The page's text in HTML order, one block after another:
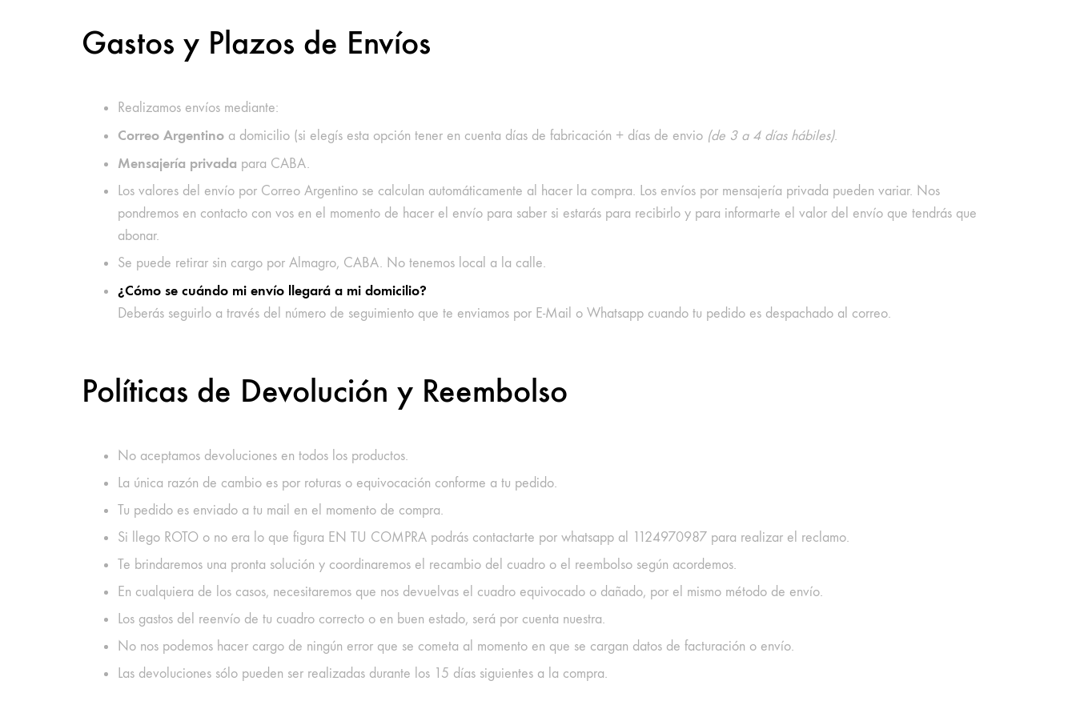
Gastos y Plazos de Envíos
Realizamos envíos mediante:
Correo Argentino a domicilio (si elegís esta opción tener en cuenta días de fabricación + días de envio (de 3 a 4 días hábiles).
Mensajería privada para CABA.
Los valores del envío por Correo Argentino se calculan automáticamente al hacer la compra. Los envíos por mensajería privada pueden variar. Nos
pondremos en contacto con vos en el momento de hacer el envío para saber si estarás para recibirlo y para informarte el valor del envío que tendrás que
abonar.
Se puede retirar sin cargo por Almagro, CABA. No tenemos local a la calle.
¿Cómo se cuándo mi envío llegará a mi domicilio?
Deberás seguirlo a través del número de seguimiento que te enviamos por E-Mail o Whatsapp cuando tu pedido es despachado al correo.
Políticas de Devolución y Reembolso
No aceptamos devoluciones en todos los productos.
La única razón de cambio es por roturas o equivocación conforme a tu pedido.
Tu pedido es enviado a tu mail en el momento de compra.
Si llego ROTO o no era lo que figura EN TU COMPRA podrás contactarte por whatsapp al 1124970987 para realizar el reclamo.
Te brindaremos una pronta solución y coordinaremos el recambio del cuadro o el reembolso según acordemos.
En cualquiera de los casos, necesitaremos que nos devuelvas el cuadro equivocado o dañado, por el mismo método de envío.
Los gastos del reenvío de tu cuadro correcto o en buen estado, será por cuenta nuestra.
No nos podemos hacer cargo de ningún error que se cometa al momento en que se cargan datos de facturación o envío.
Las devoluciones sólo pueden ser realizadas durante los 15 días siguientes a la compra.